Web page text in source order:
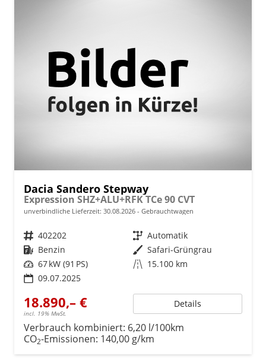
Dacia Sandero Stepway
Expression SHZ+ALU+RFK TCe 90 CVT
unverbindliche Lieferzeit: 30.08.2026 Gebrauchtwagen
Fahrzeugnr. 402202 Getriebe Automatik
Kraftstoff Benzin Außenfarbe Safari-Grüngrau
Leistung 67 kW (91 PS) Kilometerstand 15.100 km
09.07.2025
18.890,– €
incl. 19% MwSt.
Details
Verbrauch kombiniert: 6,20 l/100km
CO2-Emissionen: 140,00 g/km